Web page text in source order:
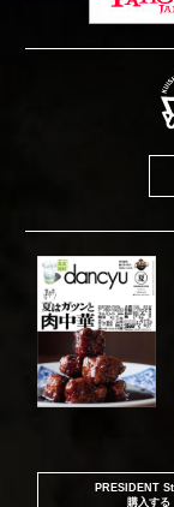
PRESIDENT
購入する